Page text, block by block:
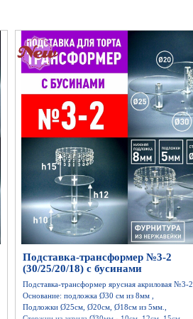
Подставка-трансформер №3-2
(30/25/20/18) с бусинами
Подставка-трансформер ярусная акриловая №3-2
Основание: подложка Ø30 см из 8мм ,
Подложки Ø25см, Ø20см, Ø18см из 5мм.,